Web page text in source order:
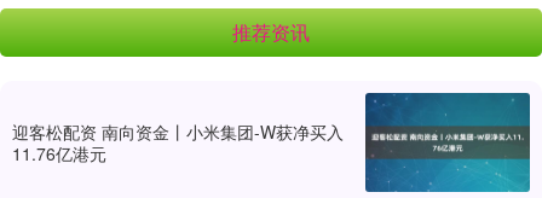
推荐资讯
迎客松配资 南向资金丨小米集团-W获净买入
11.76亿港元